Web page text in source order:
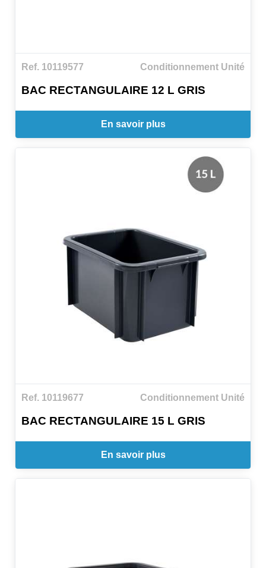
Ref. 10119577 Conditionnement Unité
BAC RECTANGULAIRE 12 L GRIS
En savoir plus
Ref. 10119677 Conditionnement Unité
BAC RECTANGULAIRE 15 L GRIS
En savoir plus